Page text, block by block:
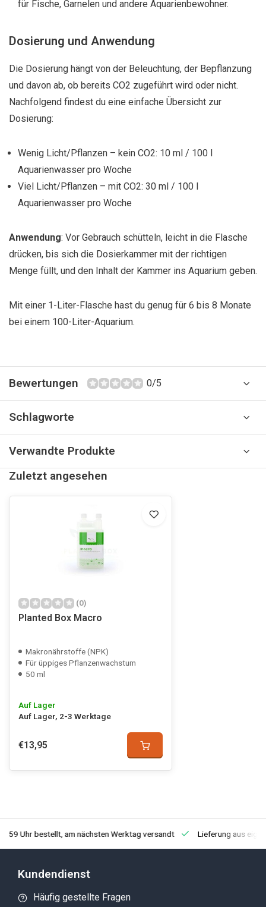
für Fische, Garnelen und andere Aquarienbewohner.
Dosierung und Anwendung
Die Dosierung hängt von der Beleuchtung, der Bepflanzung
und davon ab, ob bereits CO2 zugeführt wird oder nicht.
Nachfolgend findest du eine einfache Übersicht zur
Dosierung:
Wenig Licht/Pflanzen – kein CO2: 10 ml / 100 l
Aquarienwasser pro Woche
Viel Licht/Pflanzen – mit CO2: 30 ml / 100 l
Aquarienwasser pro Woche
Anwendung: Vor Gebrauch schütteln, leicht in die Flasche
drücken, bis sich die Dosierkammer mit der richtigen
Menge füllt, und den Inhalt der Kammer ins Aquarium geben.
Mit einer 1-Liter-Flasche hast du genug für 6 bis 8 Monate
bei einem 100-Liter-Aquarium.
Bewertungen 0/5
Schlagworte
Verwandte Produkte
Zuletzt angesehen
(0)
Planted Box Macro
Makronährstoffe (NPK)
Für üppiges Pflanzenwachstum
50 ml
Auf Lager
Auf Lager, 2-3 Werktage
€13,95
Uhr bestellt, am nächsten Werktag versandt Lieferung aus
Kundendienst
Häufig gestellte Fragen